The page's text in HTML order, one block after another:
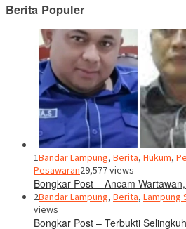
Berita Populer
1Bandar Lampung, Berita, Hukum,
Pesawaran29,577 views
Bongkar Post – Ancam
2Bandar Lampung, Berita, Lampung
views
Bongkar Post – Terbukti